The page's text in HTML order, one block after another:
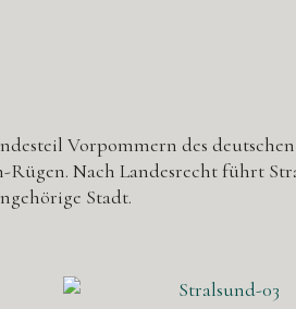
Vorpommern des deutschen
Nach Landesrecht führt
Stadt.